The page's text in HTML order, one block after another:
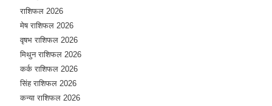
राशिफल 2026
मेष राशिफल 2026
वृषभ राशिफल 2026
मिथुन राशिफल 2026
कर्क राशिफल 2026
सिंह राशिफल 2026
कन्या राशिफल 2026